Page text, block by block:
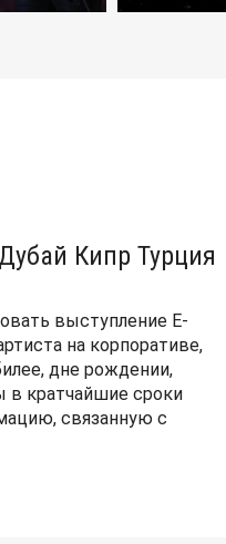
Кипр Турция
выступление E-
на корпоративе,
дне рождении,
в кратчайшие сроки
связанную с